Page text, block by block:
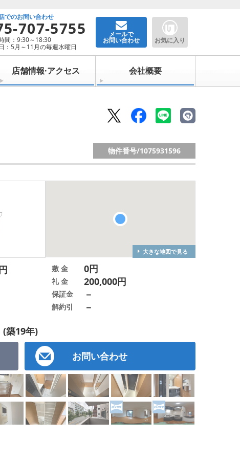
でのお問い合わせ
707-5755
間：9:30～18:30
：5月～11月の毎週水曜日
メールで
お問い合わせ お気に入り
店舗情報·アクセス 会社概要
物件番号/1075931596
大きな地図で見る
お問い合わせ
(築19年)
敷 金 0円
礼 金 200,000円
保証金 －
解約引 －